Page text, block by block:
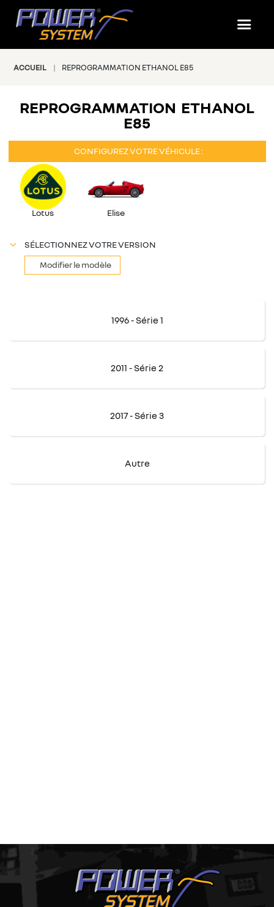
ACCUEIL REPROGRAMMATION ETHANOL E85
REPROGRAMMATION ETHANOL
E85
CONFIGUREZ VOTRE VÉHICULE :
Lotus Elise
SÉLECTIONNEZ VOTRE VERSION
Modifier le modèle
1996 - Série 1
2011 - Série 2
2017 - Série 3
Autre